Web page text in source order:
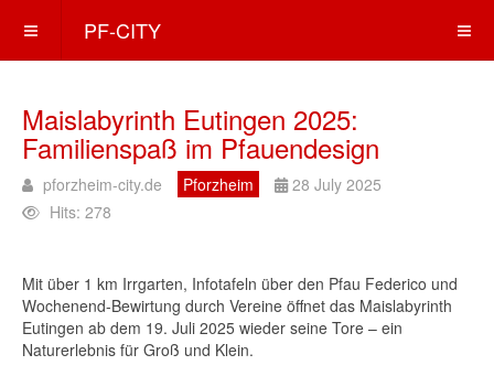
PF-CITY
Maislabyrinth Eutingen 2025:
Familienspaß im Pfauendesign
pforzheim-city.de Pforzheim
28 July 2025
Hits: 278
Mit über 1 km Irrgarten, Infotafeln über den Pfau Federico und
Wochenend-Bewirtung durch Vereine öffnet das Maislabyrinth
Eutingen ab dem 19. Juli 2025 wieder seine Tore – ein
Naturerlebnis für Groß und Klein.